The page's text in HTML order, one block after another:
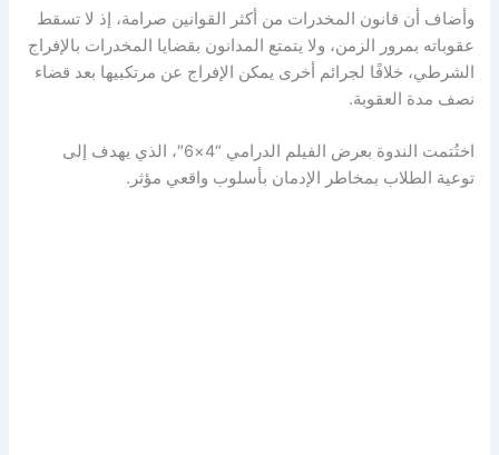
وأضاف أن قانون المخدرات من أكثر القوانين صرامة، إذ لا تسقط
عقوباته بمرور الزمن، ولا يتمتع المدانون بقضايا المخدرات بالإفراج
الشرطي، خلافًا لجرائم أخرى يمكن الإفراج عن مرتكبيها بعد قضاء
نصف مدة العقوبة.
اختُتمت الندوة بعرض الفيلم الدرامي “4×6″، الذي يهدف إلى
توعية الطلاب بمخاطر الإدمان بأسلوب واقعي مؤثر.